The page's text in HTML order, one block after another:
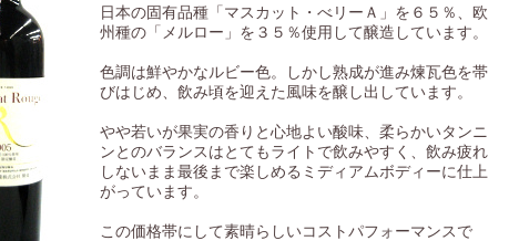
日本の固有品種「マスカット・べリーＡ」を６５％、欧
州種の「メルロー」を３５％使用して醸造しています。
色調は鮮やかなルビー色。しかし熟成が進み煉瓦色を帯
びはじめ、飲み頃を迎えた風味を醸し出しています。
やや若いが果実の香りと心地よい酸味、柔らかいタンニ
ンとのバランスはとてもライトで飲みやすく、飲み疲れ
しないまま最後まで楽しめるミディアムボディーに仕上
がっています。
この価格帯にして素晴らしいコストパフォーマンスで